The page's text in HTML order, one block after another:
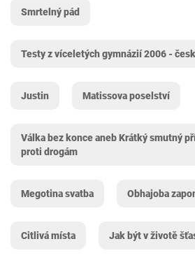
Smrtelný pád
Testy z víceletých gymnázií 2006 -
Justin Matissova poselství
Válka bez konce aneb Krátký smutný
proti drogám
Megotina svatba Obhajoba
Citlivá místa Jak být v životě